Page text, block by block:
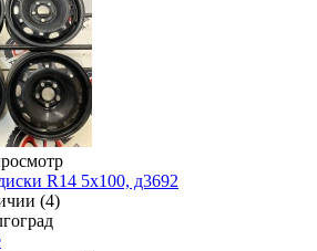
R14 5x100, д3692
(4)